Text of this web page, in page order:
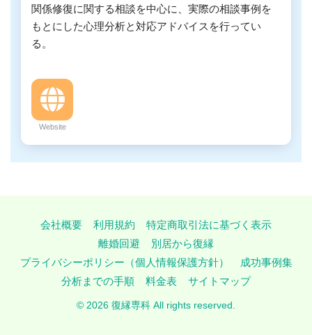
関係修復に関する相談を中心に、実際の相談事例を
もとにした心理分析と対応アドバイスを行ってい
る。
Website
会社概要 利用規約
特定商取引法に基づく表示
離婚回避
別居から復縁
プライバシーポリシー（個人情報保護方針）
成功事例集
分析までの手順
料金表 サイトマップ
© 2026 復縁専科 All rights reserved.